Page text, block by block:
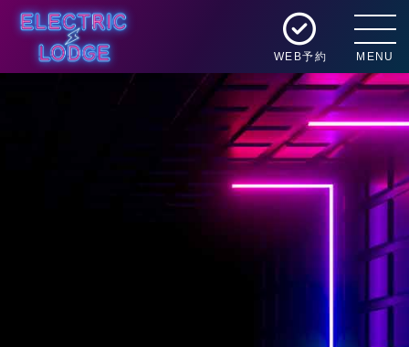
WEB予約 MENU